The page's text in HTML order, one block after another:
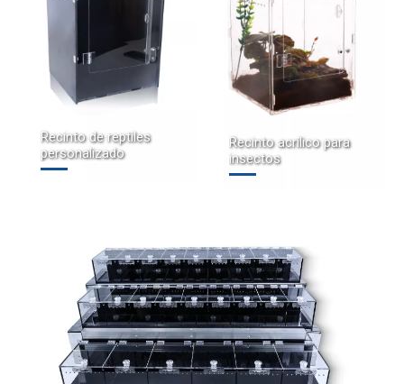
Recinto de reptiles
personalizado
Recinto acrílico para
insectos